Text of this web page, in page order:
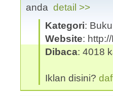
anda detail >>
Kategori:
Website:
Dibaca: 4018
Iklan disini?